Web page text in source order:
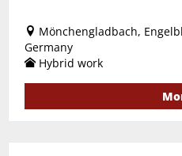
Mönchengladbach,
Germany
Hybrid work